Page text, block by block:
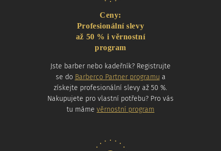
Ceny:
Profesionální slevy
až 50 % i věrnostní
program
Jste barber nebo kadeřník? Registrujte
se do Barberco Partner programu a
získejte profesionální slevy až 50 %.
Nakupujete pro vlastní potřebu? Pro vás
tu máme věrnostní program